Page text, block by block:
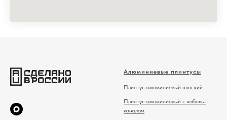
Алюминиевые плинтусы
Плинтус алюминиевый плоский
Плинтус алюминиевый с кабель-
каналом